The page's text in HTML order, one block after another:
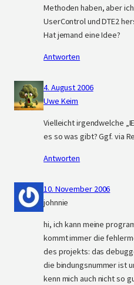
Methoden haben, aber
UserControl und DTE2
Hat jemand eine Idee?
Antworten
4. August 2006
Uwe Keim
Vielleicht irgendwelche
es so was gibt? Ggf. via
Antworten
10. November 2006
johnnie
hi, ich kann meine
kommt immer die
des projekts: das
die bindungsnummer ist
kenn mich auch nicht so